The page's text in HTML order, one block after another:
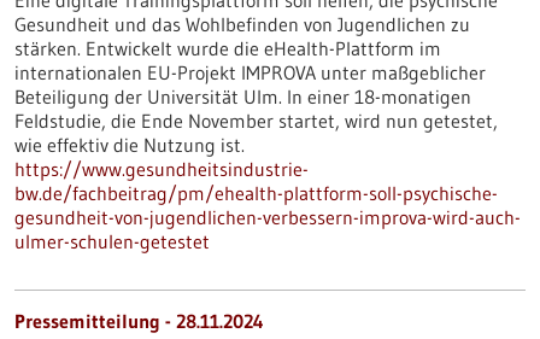
Gesundheit und das Wohlbefinden von Jugendlichen zu
stärken. Entwickelt wurde die eHealth-Plattform im
internationalen EU-Projekt IMPROVA unter maßgeblicher
Beteiligung der Universität Ulm. In einer 18-monatigen
Feldstudie, die Ende November startet, wird nun getestet,
wie effektiv die Nutzung ist.
https://www.gesundheitsindustrie-
bw.de/fachbeitrag/pm/ehealth-plattform-soll-psychische-
gesundheit-von-jugendlichen-verbessern-improva-wird-auch-
ulmer-schulen-getestet
Pressemitteilung - 28.11.2024